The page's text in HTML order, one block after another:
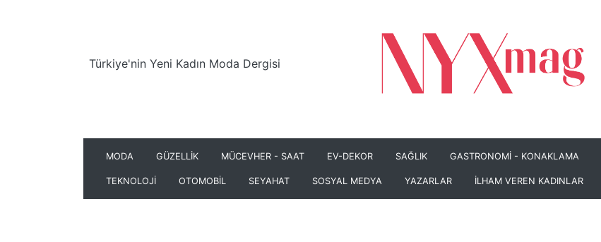
Türkiye'nin Yeni Kadın Moda Dergisi
MODA GÜZELLİK MÜCEVHER - SAAT EV-DEKOR SAĞLIK GASTRONOMİ - KONAKLAMA
TEKNOLOJİ OTOMOBİL SEYAHAT SOSYAL MEDYA YAZARLAR İLHAM VEREN KADINLAR